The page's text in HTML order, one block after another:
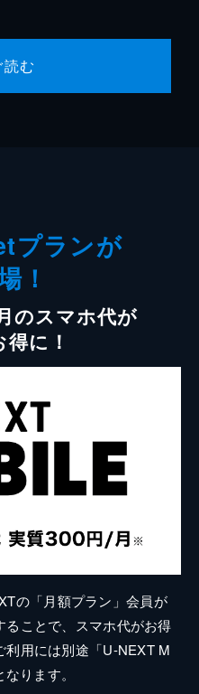
読む
プランが
！
のスマホ代が
に！
の「月額プラン」会員が
ことで、スマホ代がお得
用には別途「U-NEXT M
ります。